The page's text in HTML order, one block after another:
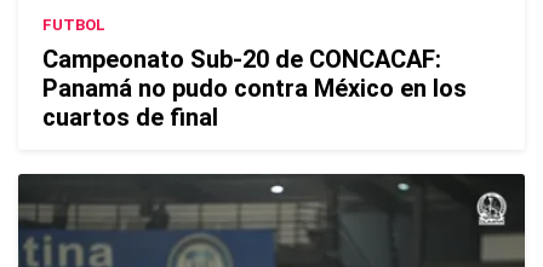
FUTBOL
Campeonato Sub-20 de CONCACAF:
Panamá no pudo contra México en los
cuartos de final